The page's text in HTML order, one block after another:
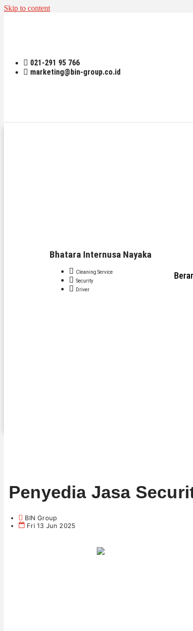
Skip to content
021-291 95 766
marketing@bin-group.co.id
Bhatara Internusa Nayaka
Cleaning Service
Security
Driver
Penyedia Jasa
BIN Group
Fri 13 Jun 2025